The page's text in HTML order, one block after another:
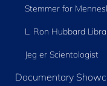
Stemmer for
L. Ron Hubbard
Jeg er Scientologist
Documentary